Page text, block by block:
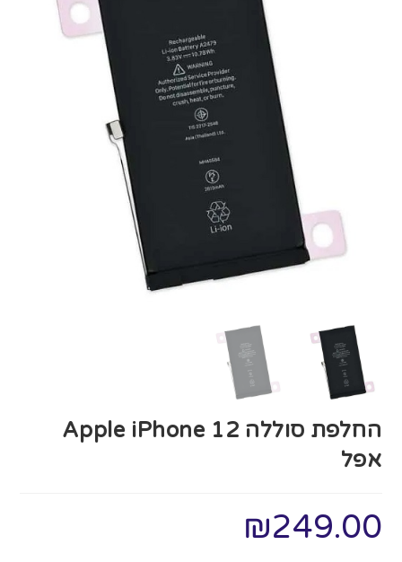
החלפת סוללה Apple iPhone 12
אפל
₪249.00